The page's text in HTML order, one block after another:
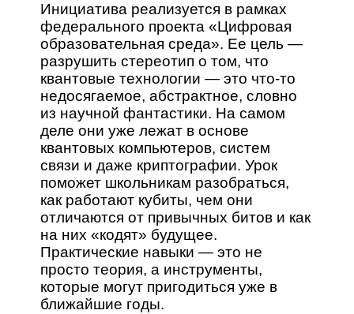
Инициатива реализуется в рамках
федерального проекта «Цифровая
образовательная среда». Ее цель —
разрушить стереотип о том, что
квантовые технологии — это что-то
недосягаемое, абстрактное, словно
из научной фантастики. На самом
деле они уже лежат в основе
квантовых компьютеров, систем
связи и даже криптографии. Урок
поможет школьникам разобраться,
как работают кубиты, чем они
отличаются от привычных битов и как
на них «кодят» будущее.
Практические навыки — это не
просто теория, а инструменты,
которые могут пригодиться уже в
ближайшие годы.